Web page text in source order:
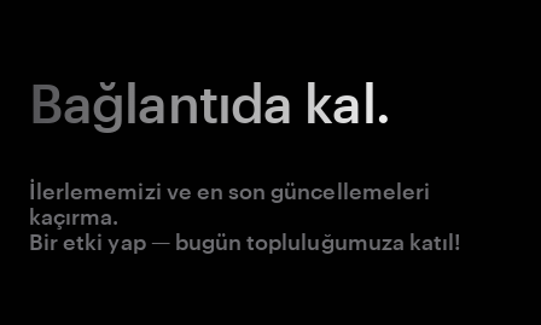
Bağlantıda kal.
İlerlememizi ve en son güncellemeleri
kaçırma.
Bir etki yap — bugün topluluğumuza katıl!